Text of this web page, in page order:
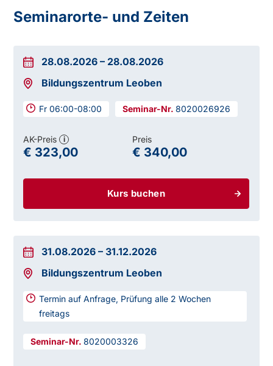
Seminarorte- und Zeiten
28.08.2026 – 28.08.2026
Bildungszentrum Leoben
Fr 06:00-08:00 8020026926
Kurs buchen
AK-Preis i
€ 323,00
Preis
€ 340,00
31.08.2026 – 31.12.2026
Bildungszentrum Leoben
Termin auf Anfrage, Prüfung alle 2 Wochen
freitags
8020003326